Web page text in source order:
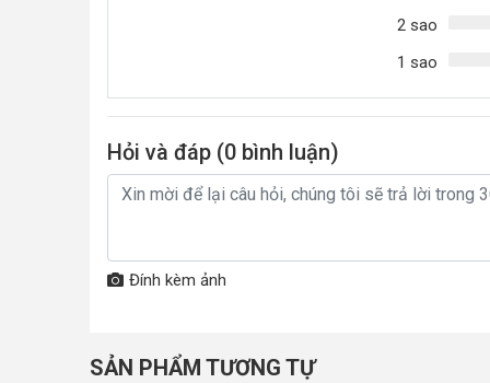
2 sao
1 sao
Hỏi và đáp (0 bình luận)
Đính kèm ảnh
SẢN PHẨM TƯƠNG TỰ